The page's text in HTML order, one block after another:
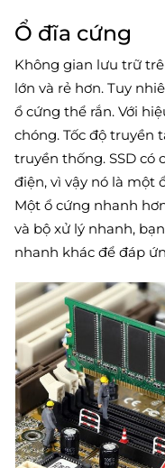
Ổ đĩa cứng
Không gian lưu trữ
lớn và rẻ hơn. Tuy
ổ cứng thể rắn. Với
chóng. Tốc độ truyền
truyền thống. SSD có
điện, vì vậy nó là một
Một ổ cứng nhanh
và bộ xử lý nhanh,
nhanh khác để đáp